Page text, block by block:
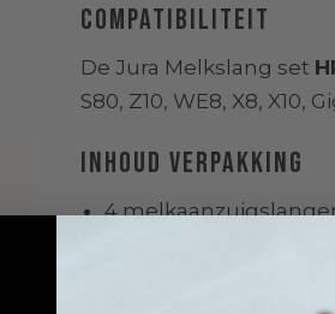
Compatibiliteit
De Jura Melkslang set
S80, Z10, WE8, X8, X10,
Inhoud verpakking
4
2 vervangbare
4 transparante